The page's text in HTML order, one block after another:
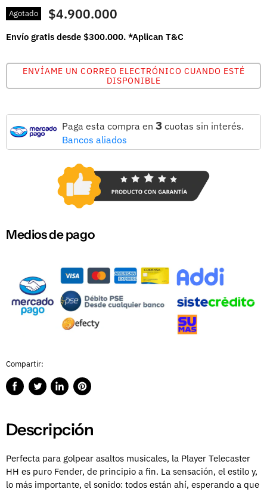
Agotado $4.900.000
Envío gratis desde $300.000. *Aplican T&C
ENVÍAME UN CORREO ELECTRÓNICO CUANDO ESTÉ
DISPONIBLE
Paga esta compra en 3 cuotas sin interés.
Bancos aliados
Medios de pago
Compartir:
CompartirPublicarCompartirGuardar
Descripción
Perfecta para golpear asaltos musicales, la Player Telecaster
HH es puro Fender, de principio a fin. La sensación, el estilo y,
lo más importante, el sonido: todos están ahí, esperando a que